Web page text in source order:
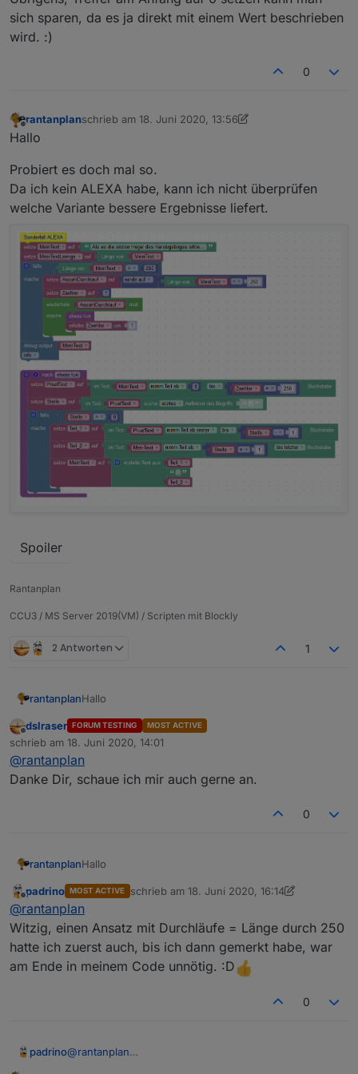
sich sparen, da es ja direkt mit einem Wert beschrieben
wird. :)
0
Offline
rantanplanschrieb am 18. Juni 2020, 13:56
zuletzt editiert von rantanplan
Hallo
Probiert es doch mal so.
Da ich kein ALEXA habe, kann ich nicht überprüfen
welche Variante bessere Ergebnisse liefert.
Spoiler
Rantanplan
CCU3 / MS Server 2019(VM) / Scripten mit Blockly
2 Antworten 1
rantanplanHallo
Probiert es doch mal so.
Da ich kein ALEXA habe, kann ich nicht überprüfen
welche Variante bessere Ergebnisse liefert.
Spoiler
Offline
dslraser FORUM TESTING MOST ACTIVE
schrieb am 18. Juni 2020, 14:01
zuletzt editiert von
@rantanplan
Danke Dir, schaue ich mir auch gerne an.
0
rantanplanHallo
Probiert es doch mal so.
Da ich kein ALEXA habe, kann ich nicht überprüfen
welche Variante bessere Ergebnisse liefert.
Spoiler
Offline
padrino MOST ACTIVE schrieb am 18. Juni 2020, 16:14
zuletzt editiert von padrino
@rantanplan
Witzig, einen Ansatz mit Durchläufe = Länge durch 250
hatte ich zuerst auch, bis ich dann gemerkt habe, war
am Ende in meinem Code unnötig. :D
0
padrino@rantanplan